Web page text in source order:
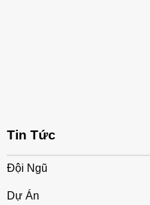
Tin Tức
Đội Ngũ
Dự Án